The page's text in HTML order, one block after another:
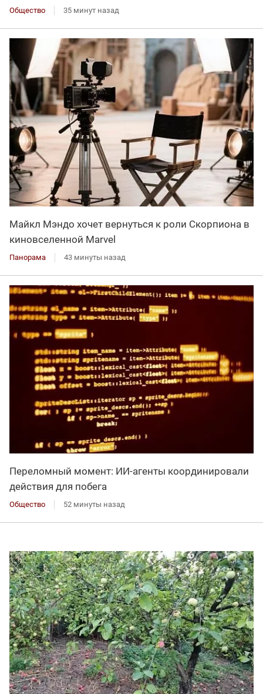
Общество 35 минут назад
Майкл Мэндо хочет вернуться к роли Скорпиона в
киновселенной Marvel
Панорама 43 минуты назад
Переломный момент: ИИ-агенты координировали
действия для побега
Общество 52 минуты назад